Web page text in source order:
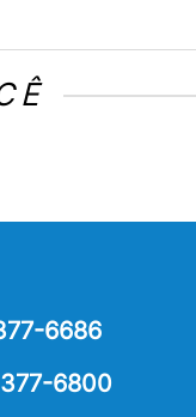
6686
6800